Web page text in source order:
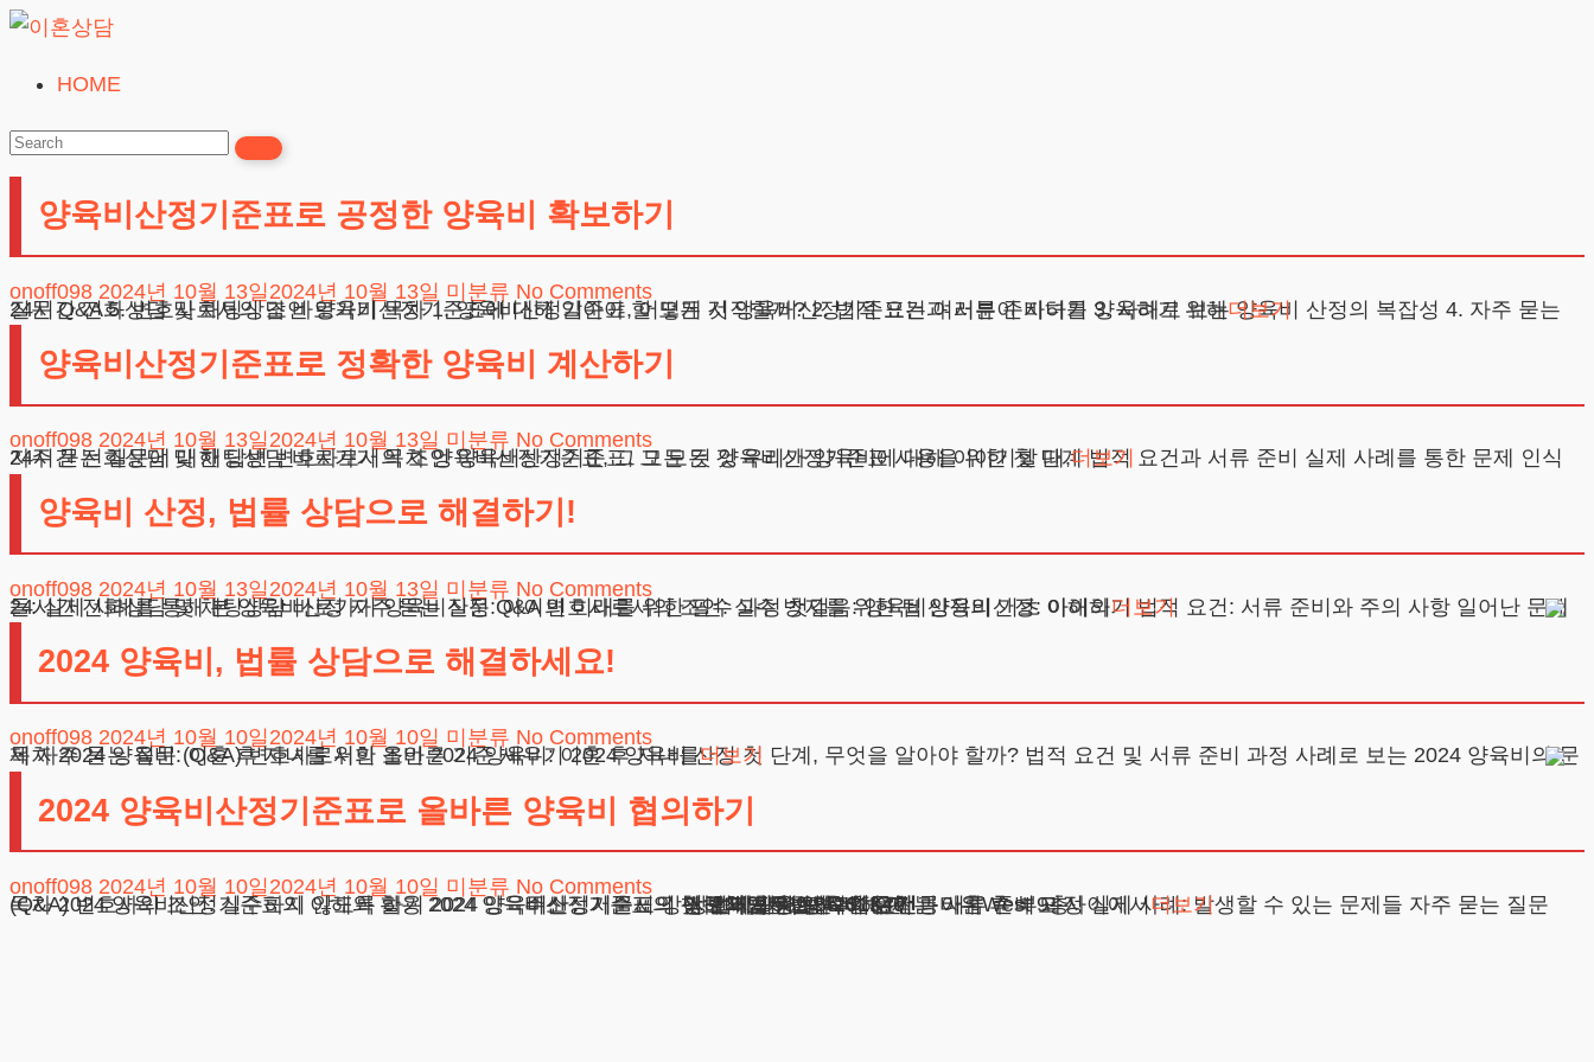
Skip
content
혼
상
24시간365일
HOME
양육비산정기준표로 공정한 양육비 확보하기
onoff098 2024년 10월 13일 2024년 10월 13일 미분류 No Comments
24시간 전화상담 및 채팅상담 바로가기 목차 1. 양육비산정기준표, 어떻게 시작할까? 2. 법적 요건과 서류 준비하기 3. 사례로 보는 양육비 산정의 복잡성 4. 자주 묻는 질문 Q&A 5. 변호사로서의 조언 양육비산정기준표에 대해 알아야 할 모든 것 양육비산정기준표는 여러분이 자녀를 양육하기 위해더보기
양육비산정기준표로 정확한 양육비 계산하기
onoff098 2024년 10월 13일 2024년 10월 13일 미분류 No Comments
24시간 전화상담 및 채팅상담 바로가기 목차 양육비산정기준표, 그 모든 것 양육비산정기준표 사용을 위한 첫 단계 법적 요건과 서류 준비 실제 사례를 통한 문제 인식 자주 묻는 질문에 대한 답변 변호사로서의 조언 양육비산정기준표, 그 모든 것 우리가 양육비에 대해 이야기할 때,더보기
양육비 산정, 법률 상담으로 해결하기!
onoff098 2024년 10월 13일 2024년 10월 13일 미분류 No Comments
24시간 전화상담 및 채팅상담 바로가기 양육비산정: 아이의 미래를 위한 필수 과정 첫걸음: 양육비산정의 기초 이해하기 법적 요건: 서류 준비와 주의 사항 일어난 문제들: 실제 사례를 통해 본 양육비산정 자주 묻는 질문 Q&A 변호사로서의 조언: 실수 방지를 위한 팁 양육비산정: 아이의더보기
2024 양육비, 법률 상담으로 해결하세요!
onoff098 2024년 10월 10일 2024년 10월 10일 미분류 No Comments
목차 2024 양육비: 이혼 후 자녀를 위한 올바른 기준 세우기 2024 양육비 산정 첫 단계, 무엇을 알아야 할까? 법적 요건 및 서류 준비 과정 사례로 보는 2024 양육비의 문제 자주 묻는 질문 (Q&A) 변호사로서의 조언 2024 양육비: 이혼 후 자녀를더보기
2024 양육비산정기준표로 올바른 양육비 협의하기
onoff098 2024년 10월 10일 2024년 10월 10일 미분류 No Comments
목차 2024 양육비산정기준표의 이해와 활용 2024 양육비산정기준표의 첫 번째 단계 법적인 요건과 서류 준비 과정 실제 사례: 발생할 수 있는 문제들 자주 묻는 질문 (Q&A) 변호사의 조언: 실수하지 않도록 하기 2024 양육비산정기준표의 이해와 활용 양육비 문제는 이혼 후 부모 사이에서더보기
상호 : 법무법인 테헤란
사업자 : 589-86-01340
대표자 : 이수학
주소 : 서울시 강남구 테헤란로 420, KT선릉타워West 9층
광고책임변호사 : 이수학